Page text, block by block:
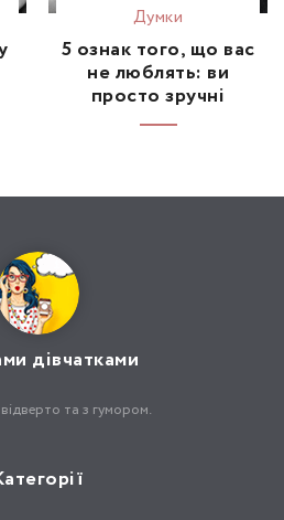
Думки
5 ознак того, що вас
не люблять: ви
просто зручні
дівчатками
та з гумором.